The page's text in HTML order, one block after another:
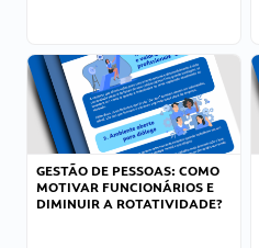
GESTÃO DE PESSOAS: COMO
MOTIVAR FUNCIONÁRIOS E
DIMINUIR A ROTATIVIDADE?